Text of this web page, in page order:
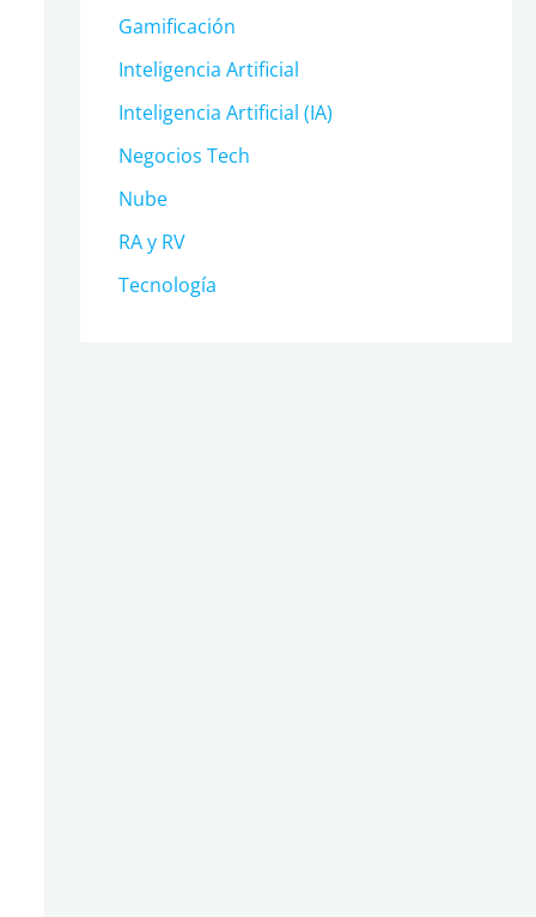
Gamificación
Inteligencia Artificial
Inteligencia Artificial (IA)
Negocios Tech
Nube
RA y RV
Tecnología